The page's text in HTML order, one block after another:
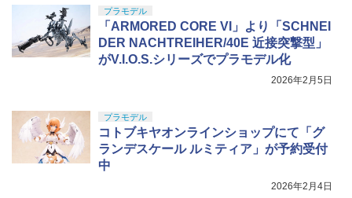
プラモデル
「ARMORED CORE VI」より「SCHNEI
DER NACHTREIHER/40E 近接突撃型」
がV.I.O.S.シリーズでプラモデル化
2026年2月5日
プラモデル
コトブキヤオンラインショップにて「グ
ランデスケール ルミティア」が予約受付
中
2026年2月4日